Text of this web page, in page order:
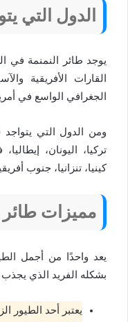
الدول التي
يوجد طائر النمنمة في
القارات الأفريقية
الجغرافي الواسع في
ومن الدول التي يتواجد
تركيا، اليونان،
كينيا، تنزانيا، جنوب
مميزات طائر
يعد واحدًا من أجمل
بشكله الفريد الذي يجذب
يعتبر أحد الطيور